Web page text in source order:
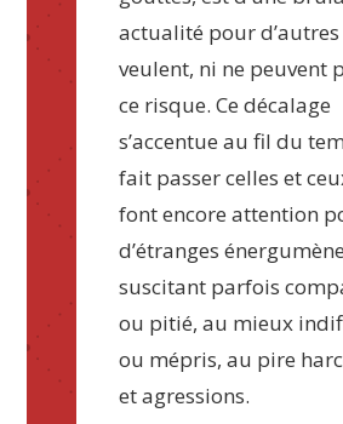
actualité pour
veulent, ni ne peuvent
ce risque. Ce décalage
s’accentue au fil du
fait passer celles et
font encore attention
d’étranges
suscitant parfois
ou pitié, au mieux
ou mépris, au pire
et agressions.